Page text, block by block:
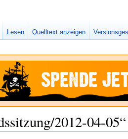
2012-04-05“
Lesen Quelltext anzeigen